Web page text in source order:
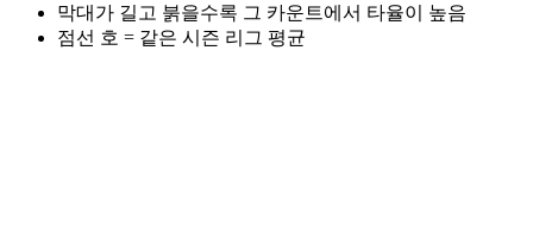
막대가 길고 붉을수록 그 카운트에서 타율이 높음
점선 호 = 같은 시즌 리그 평균